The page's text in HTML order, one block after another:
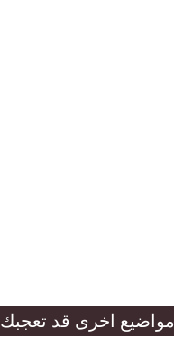
مواضيع اخرى قد تعجبك